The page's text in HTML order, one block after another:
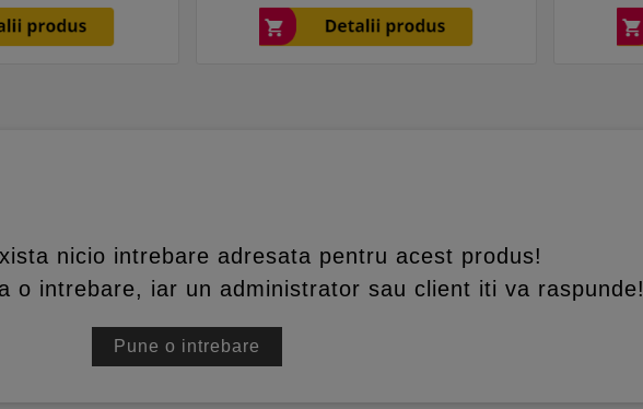
baza
nicio intrebare adresata pentru acest produs!
o intrebare, iar un administrator sau client iti va raspunde!
Pune o intrebare